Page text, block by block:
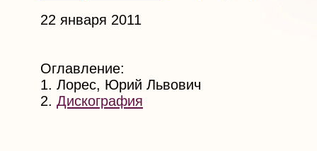
22 января 2011
Оглавление:
1. Лорес, Юрий Львович
2. Дискография